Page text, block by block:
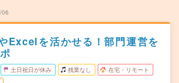
06
を活かせる！部門運営を
土日祝日が休み 残業なし 在宅・リモート